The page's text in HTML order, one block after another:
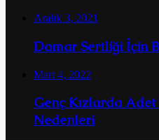
Aralık 3, 2021
Damar Sertliği İçin
Mart 4, 2022
Genç Kızlarda
Nedenleri